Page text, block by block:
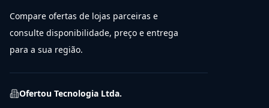
Compare ofertas de lojas parceiras e
consulte disponibilidade, preço e entrega
para a sua região.
Ofertou Tecnologia Ltda.